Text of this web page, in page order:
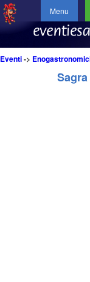
Menu
Eventi->